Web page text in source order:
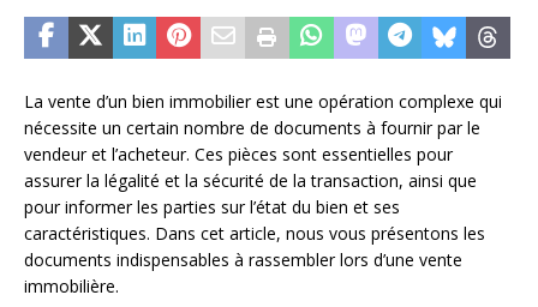
La vente d’un bien immobilier est une opération complexe qui
nécessite un certain nombre de documents à fournir par le
vendeur et l’acheteur. Ces pièces sont essentielles pour
assurer la légalité et la sécurité de la transaction, ainsi que
pour informer les parties sur l’état du bien et ses
caractéristiques. Dans cet article, nous vous présentons les
documents indispensables à rassembler lors d’une vente
immobilière.